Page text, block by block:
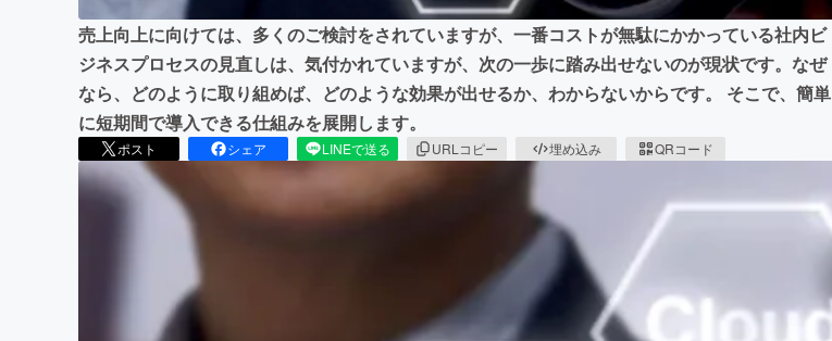
売上向上に向けては、多くのご検討をされていますが、一番コストが無駄にかかっている社内ビ
ジネスプロセスの見直しは、気付かれていますが、次の一歩に踏み出せないのが現状です。なぜ
なら、どのように取り組めば、どのような効果が出せるか、わからないからです。 そこで、簡単
に短期間で導入できる仕組みを展開します。
ポスト シェア LINEで送る URLコピー 埋め込み QRコード